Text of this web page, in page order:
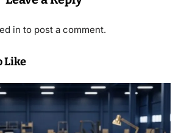
in to post a comment.
Like